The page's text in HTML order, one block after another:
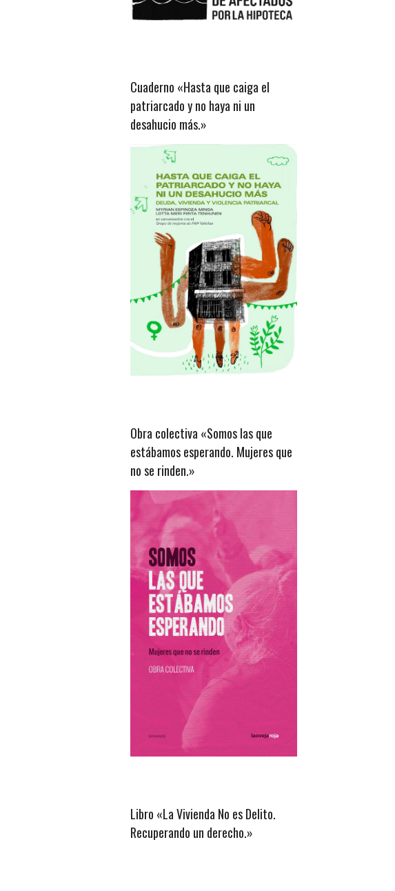
Cuaderno «Hasta que caiga el
patriarcado y no haya ni un
desahucio más.»
Obra colectiva «Somos las que
estábamos esperando. Mujeres que
no se rinden.»
Libro «La Vivienda No es Delito.
Recuperando un derecho.»